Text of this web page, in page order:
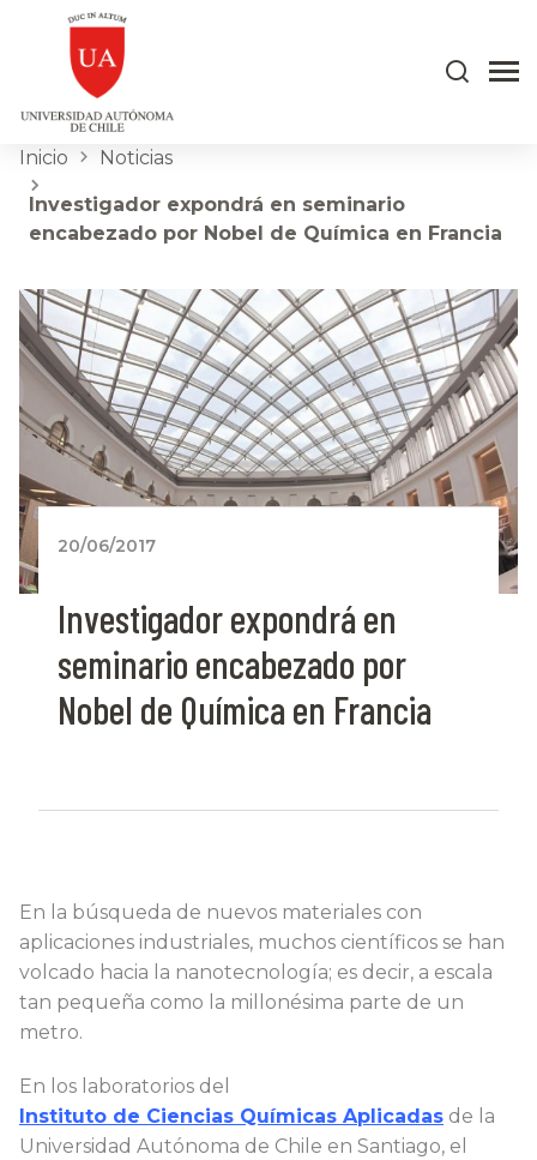
Inicio Noticias
Investigador expondrá en seminario
encabezado por Nobel de Química en Francia
20/06/2017
Investigador expondrá en
seminario encabezado por
Nobel de Química en Francia
En la búsqueda de nuevos materiales con
aplicaciones industriales, muchos científicos se han
volcado hacia la nanotecnología; es decir, a escala
tan pequeña como la millonésima parte de un
metro.
En los laboratorios del
Instituto de Ciencias Químicas Aplicadas de la
Universidad Autónoma de Chile en Santiago, el